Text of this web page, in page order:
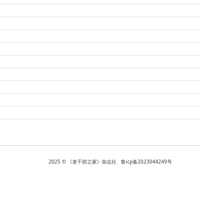
2025 © 《老干部之家》杂志社 鲁icp备2023044249号